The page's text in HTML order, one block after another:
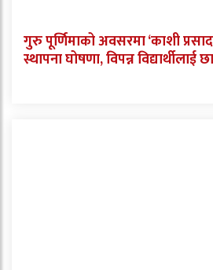
गुरु पूर्णिमाको अवसरमा ‘काशी
स्थापना घोषणा, विपन्न विद्यार्थीलाई